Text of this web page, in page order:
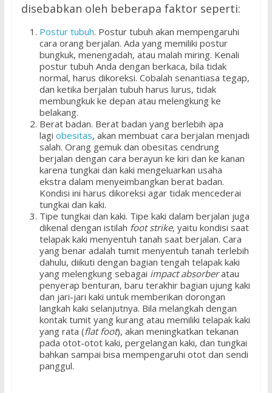
disebabkan oleh beberapa faktor seperti:
Postur tubuh. Postur tubuh akan mempengaruhi
cara orang berjalan. Ada yang memiliki postur
bungkuk, menengadah, atau malah miring. Kenali
postur tubuh Anda dengan berkaca, bila tidak
normal, harus dikoreksi. Cobalah senantiasa tegap,
dan ketika berjalan tubuh harus lurus, tidak
membungkuk ke depan atau melengkung ke
belakang.
Berat badan. Berat badan yang berlebih apa
lagi obesitas, akan membuat cara berjalan menjadi
salah. Orang gemuk dan obesitas cendrung
berjalan dengan cara berayun ke kiri dan ke kanan
karena tungkai dan kaki mengeluarkan usaha
ekstra dalam menyeimbangkan berat badan.
Kondisi ini harus dikoreksi agar tidak mencederai
tungkai dan kaki.
Tipe tungkai dan kaki. Tipe kaki dalam berjalan juga
dikenal dengan istilah foot strike, yaitu kondisi saat
telapak kaki menyentuh tanah saat berjalan. Cara
yang benar adalah tumit menyentuh tanah terlebih
dahulu, diikuti dengan bagian tengah telapak kaki
yang melengkung sebagai impact absorberatau
penyerap benturan, baru terakhir bagian ujung kaki
dan jari-jari kaki untuk memberikan dorongan
langkah kaki selanjutnya. Bila melangkah dengan
kontak tumit yang kurang atau memiliki telapak kaki
yang rata (flat foot), akan meningkatkan tekanan
pada otot-otot kaki, pergelangan kaki, dan tungkai
bahkan sampai bisa mempengaruhi otot dan sendi
panggul.